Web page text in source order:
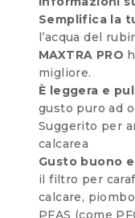
Semplifica la
l’acqua del
MAXTRA PRO
migliore.
È leggera e
gusto puro ad
Suggerito per
calcarea
Gusto buono
il filtro per
calcare,
PFAS (come